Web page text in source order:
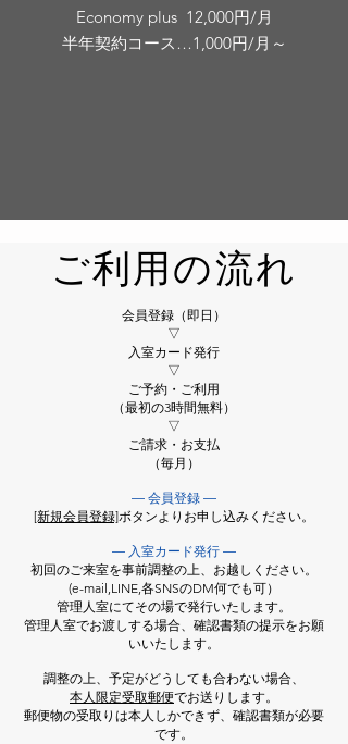
Economy plus 12,000円/月
半年契約コース…1,000円/月～
ご利用の流れ
会員登録（即日）
▽
入室カード発行
▽
ご予約・ご利用
（最初の3時間無料）
▽
ご請求・お支払
（毎月）
― 会員登録 ―
[新規会員登録]ボタンよりお申し込みください。
― 入室カード発行 ―
初回のご来室を事前調整の上、お越しください。
​(e-mail,LINE,各SNSのDM何でも可）
管理人室にてその場で発行いたします。
管理人室でお渡しする場合、確認書類の提示をお願
いいたします。
調整の上、予定がどうしても合わない場合、
本人限定受取郵便でお送りします。
郵便物の受取りは本人しかできず、確認書類が必要
です。